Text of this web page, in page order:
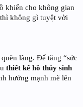
khiến cho không gian
không gì tuyệt vời
lãng. Để tăng “sức
thiết kế hồ thủy sinh
hưởng mạnh mẽ lên